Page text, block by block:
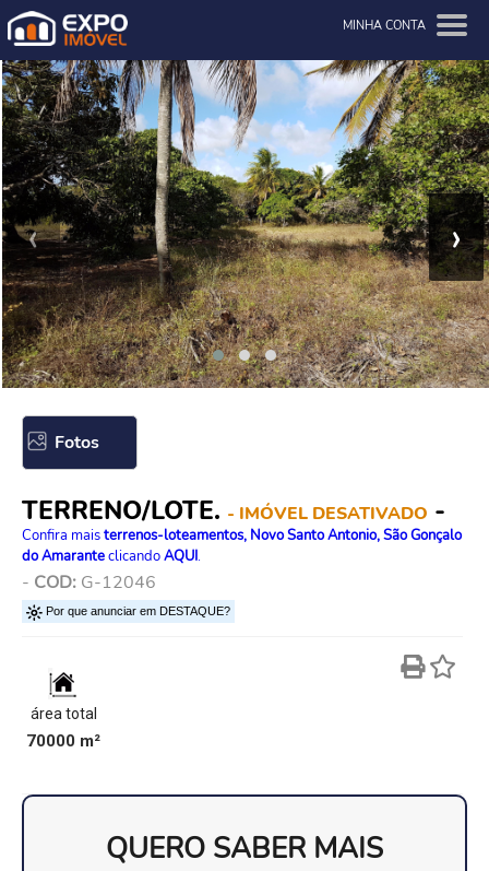
MINHA CONTA
‹ ›
Fotos
TERRENO/LOTE. - IMÓVEL DESATIVADO -
Confira maisterrenos-loteamentos, Novo Santo Antonio, São Gonçalo
do AmaranteclicandoAQUI.
- COD: G-12046
Por que anunciar em DESTAQUE?
área total
70000 m²
QUERO SABER MAIS